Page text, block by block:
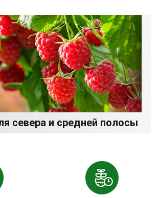
севера и средней полосы